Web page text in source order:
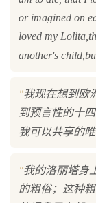
or imagined on
loved my
another's
"我现在想到欧
到预言性的十
我可以共享的
"我的洛丽塔身
的粗俗；这种